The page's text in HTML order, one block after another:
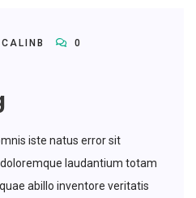
CALINB
0
iste natus error sit
laudantium totam
abillo inventore veritatis